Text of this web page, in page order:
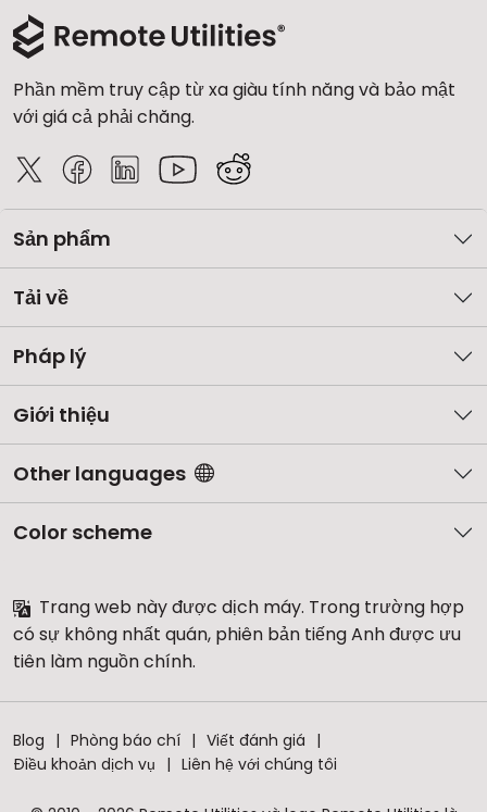
Phần mềm truy cập từ xa giàu tính năng và bảo mật
với giá cả phải chăng.
Sản phẩm
Tải về
Pháp lý
Giới thiệu
Other languages
Color scheme
Trang web này được dịch máy. Trong trường hợp
có sự không nhất quán, phiên bản tiếng Anh được ưu
tiên làm nguồn chính.
Blog Phòng báo chí
Viết đánh giá
Điều khoản dịch vụ
Liên hệ với chúng tôi